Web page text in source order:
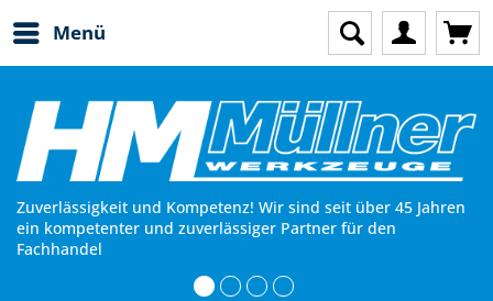
Menü
Zuverlässigkeit und Kompetenz! Wir sind seit über 45 Jahren
ein kompetenter und zuverlässiger Partner für den
Fachhandel